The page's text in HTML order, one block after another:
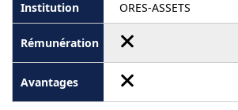
ORES-ASSETS